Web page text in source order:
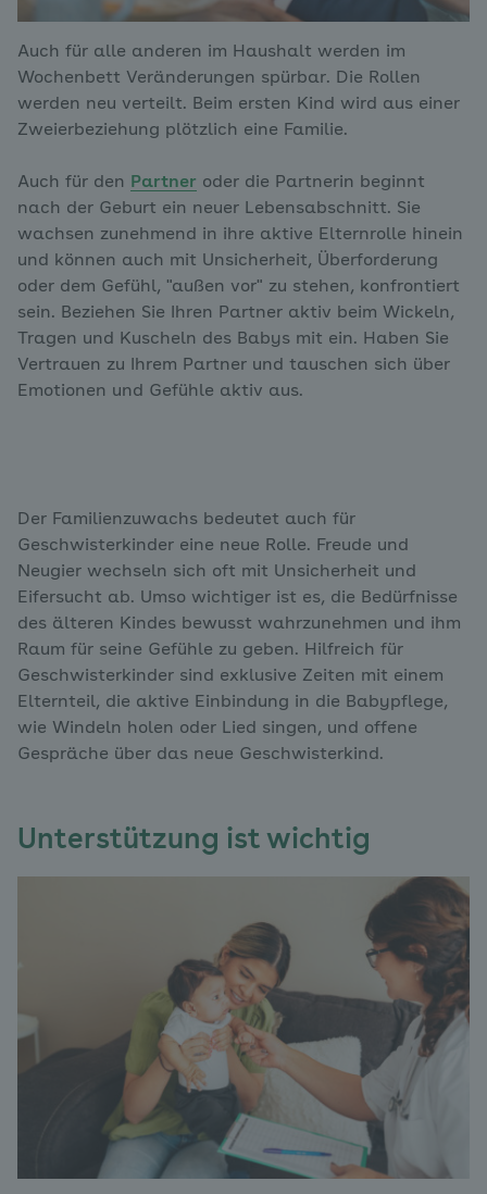
Auch für alle anderen im Haushalt werden im
Wochenbett Veränderungen spürbar. Die Rollen
werden neu verteilt. Beim ersten Kind wird aus einer
Zweierbeziehung plötzlich eine Familie.
Auch für den Partner oder die Partnerin beginnt
nach der Geburt ein neuer Lebensabschnitt. Sie
wachsen zunehmend in ihre aktive Elternrolle hinein
und können auch mit Unsicherheit, Überforderung
oder dem Gefühl, "außen vor" zu stehen, konfrontiert
sein. Beziehen Sie Ihren Partner aktiv beim Wickeln,
Tragen und Kuscheln des Babys mit ein. Haben Sie
Vertrauen zu Ihrem Partner und tauschen sich über
Emotionen und Gefühle aktiv aus.
Der Familienzuwachs bedeutet auch für
Geschwisterkinder eine neue Rolle. Freude und
Neugier wechseln sich oft mit Unsicherheit und
Eifersucht ab. Umso wichtiger ist es, die Bedürfnisse
des älteren Kindes bewusst wahrzunehmen und ihm
Raum für seine Gefühle zu geben. Hilfreich für
Geschwisterkinder sind exklusive Zeiten mit einem
Elternteil, die aktive Einbindung in die Babypflege,
wie Windeln holen oder Lied singen, und offene
Gespräche über das neue Geschwisterkind.
Unterstützung ist wichtig